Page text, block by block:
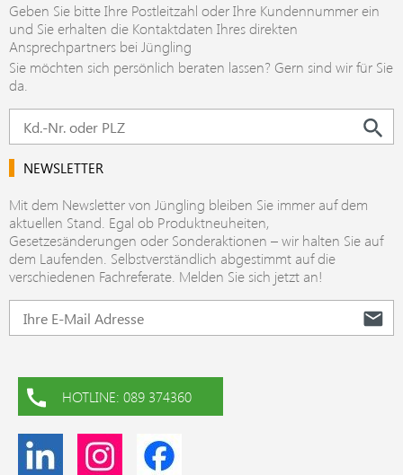
Geben Sie bitte Ihre Postleitzahl oder Ihre Kundennummer ein
und Sie erhalten die Kontaktdaten Ihres direkten
Ansprechpartners bei Jüngling
Sie möchten sich persönlich beraten lassen? Gern sind wir für Sie
da.
NEWSLETTER
Mit dem Newsletter von Jüngling bleiben Sie immer auf dem
aktuellen Stand. Egal ob Produktneuheiten,
Gesetzesänderungen oder Sonderaktionen – wir halten Sie auf
dem Laufenden. Selbstverständlich abgestimmt auf die
verschiedenen Fachreferate. Melden Sie sich jetzt an!
HOTLINE: 089 374360